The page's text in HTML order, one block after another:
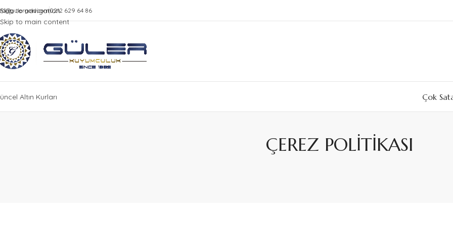
Skip to navigation
Skip to main content
0212 629 64 86
Altın Kurları Çok
ÇEREZ POLİTİKASI